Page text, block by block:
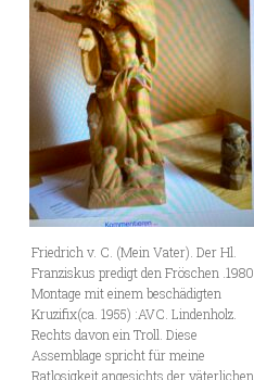
Friedrich v. C. (Mein Vater). Der Hl.
Franziskus predigt den Fröschen .1980
Montage mit einem beschädigten
Kruzifix(ca. 1955) :AVC. Lindenholz.
Rechts davon ein Troll. Diese
Assemblage spricht für meine
Ratlosigkeit angesichts der väterlichen